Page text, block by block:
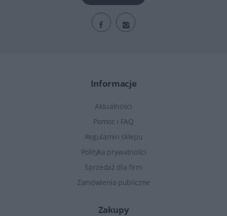
Informacje
Aktualności
Pomoc i FAQ
Regulamin sklepu
Polityka prywatności
Sprzedaż dla firm
Zamówienia publiczne
Zakupy